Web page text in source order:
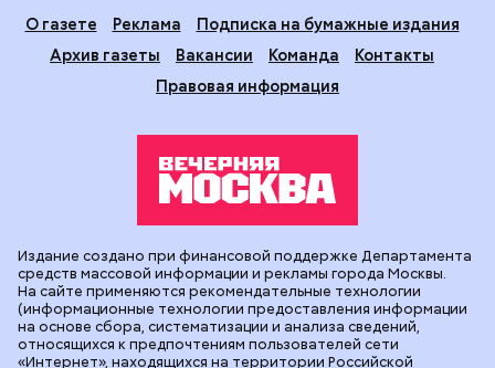
О газете Реклама
Подписка на бумажные издания
Архив газеты
Вакансии Команда
Контакты
Правовая информация
Издание создано при финансовой поддержке Департамента
средств массовой информации и рекламы города Москвы.
На сайте применяются рекомендательные технологии
(информационные технологии предоставления информации
на основе сбора, систематизации и анализа сведений,
относящихся к предпочтениям пользователей сети
«Интернет», находящихся на территории Российской